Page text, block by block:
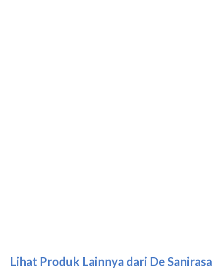
Lihat Produk Lainnya dari De Sanirasa